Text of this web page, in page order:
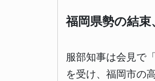
福岡県勢の結
服部知事は会見で
を受け、福岡市の